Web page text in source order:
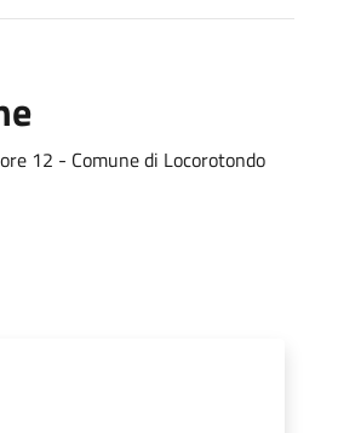
12 - Comune di Locorotondo